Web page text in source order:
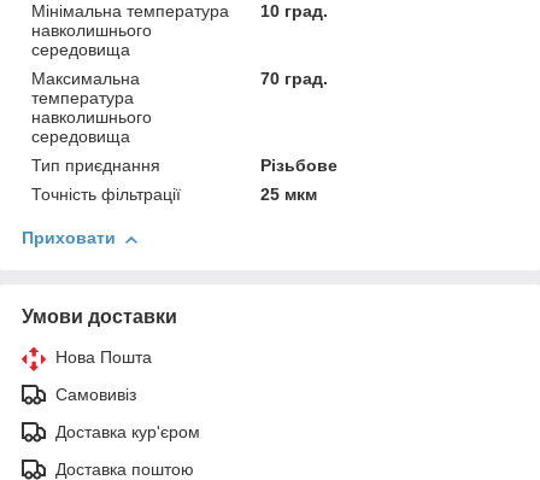
Мінімальна температура
навколишнього
середовища
10 град.
Максимальна
температура
навколишнього
середовища
70 град.
Тип приєднання
Різьбове
Точність фільтрації
25 мкм
Приховати
Умови доставки
Нова Пошта
Самовивіз
Доставка кур'єром
Доставка поштою